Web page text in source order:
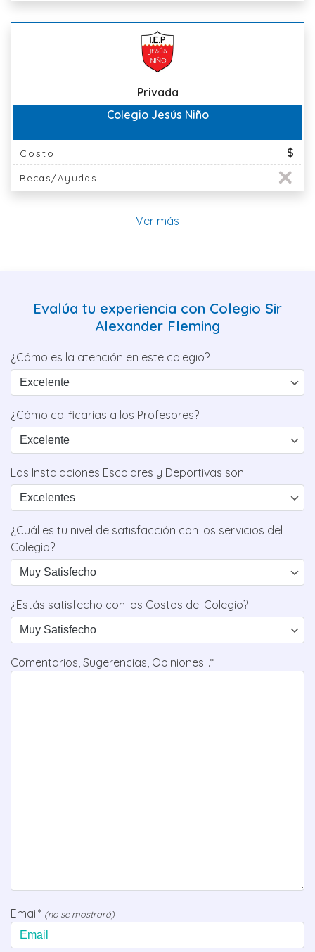
Privada
Colegio Jesús Niño
Costo $
Becas/Ayudas
Ver más
Evalúa tu experiencia con Colegio Sir
Alexander Fleming
¿Cómo es la atención en este colegio?
¿Cómo calificarías a los Profesores?
Las Instalaciones Escolares y Deportivas son:
¿Cuál es tu nivel de satisfacción con los servicios del
Colegio?
¿Estás satisfecho con los Costos del Colegio?
Comentarios, Sugerencias, Opiniones...*
Email* (no se mostrará)